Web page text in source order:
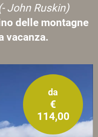
John Ruskin)
delle montagne
vacanza.
da
€
114,00